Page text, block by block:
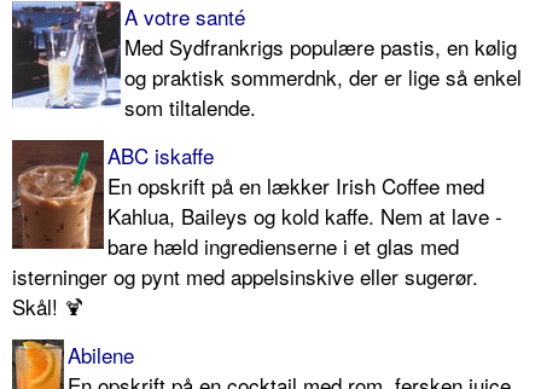
A votre santé
Med Sydfrankrigs po­pulære pastis, en kølig
og praktisk sommerdnk, der er lige så enkel
som tiltalende.
ABC iskaffe
En opskrift på en lækker Irish Coffee med
Kahlua, Baileys og kold kaffe. Nem at lave -
bare hæld ingredienserne i et glas med
isterninger og pynt med appelsinskive eller sugerør.
Skål! 🍹
Abilene